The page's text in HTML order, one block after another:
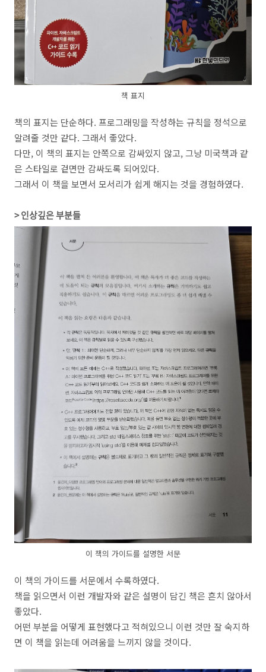
책 표지
책의 표지는 단순하다. 프로그래밍을 작성하는 규칙을 정석으로
알려줄 것만 같다. 그래서 좋았다.
다만, 이 책의 표지는 안쪽으로 감싸있지 않고, 그냥 미국책과 같
은 스타일로 겉면만 감싸도록 되어있다.
그래서 이 책을 보면서 모서리가 쉽게 해지는 것을 경험하였다.
> 인상깊은 부분들
이 책의 가이드를 설명한 서문
이 책의 가이드를 서문에서 수록하였다.
책을 읽으면서 이런 개발자와 같은 설명이 담긴 책은 흔치 않아서
좋았다.
어떤 부분을 어떻게 표현했다고 적혀있으니 이런 것만 잘 숙지하
면 이 책을 읽는데 어려움을 느끼지 않을 것이다.